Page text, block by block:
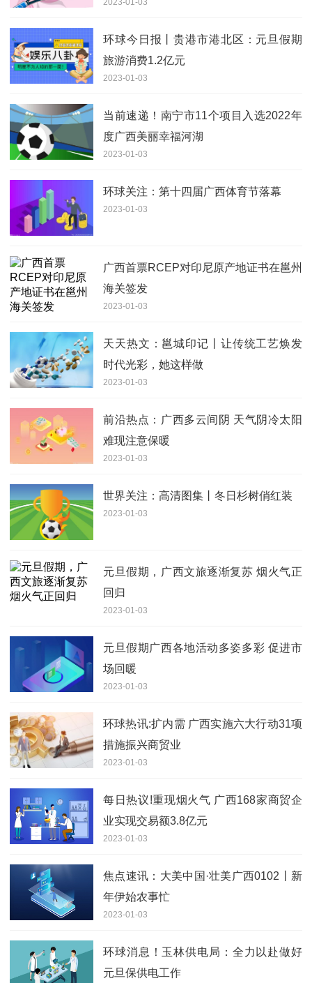
环球今日报丨贵港市港北区：元旦假期
旅游消费1.2亿元
2023-01-03
当前速递！南宁市11个项目入选2022年
度广西美丽幸福河湖
2023-01-03
环球关注：第十四届广西体育节落幕
2023-01-03
广西首票RCEP对印尼原产地证书在邕州
海关签发
2023-01-03
天天热文：邕城印记丨让传统工艺焕发
时代光彩，她这样做
2023-01-03
前沿热点：广西多云间阴 天气阴冷太阳
难现注意保暖
2023-01-03
世界关注：高清图集丨冬日杉树俏红装
2023-01-03
元旦假期，广西文旅逐渐复苏 烟火气正
回归
2023-01-03
元旦假期广西各地活动多姿多彩 促进市
场回暖
2023-01-03
环球热讯:扩内需 广西实施六大行动31项
措施振兴商贸业
2023-01-03
每日热议!重现烟火气 广西168家商贸企
业实现交易额3.8亿元
2023-01-03
焦点速讯：大美中国·壮美广西0102丨新
年伊始农事忙
2023-01-03
环球消息！玉林供电局：全力以赴做好
元旦保供电工作